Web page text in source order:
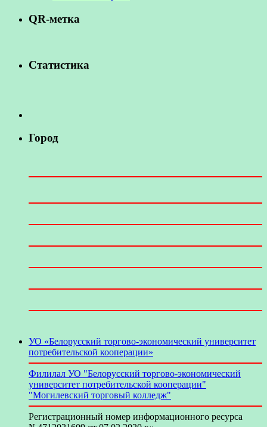
QR-метка
Статистика
Город
УО «Белорусский торгово-экономический университет
потребительской кооперации»
Филилал УО "Белорусский торгово-экономический
университет потребительской кооперации"
"Могилевский торговый колледж"
Регистрационный номер информационного ресурса